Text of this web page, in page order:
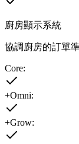
廚房顯示系統
協調廚房的訂單準
Core:
+Omni:
+Grow: